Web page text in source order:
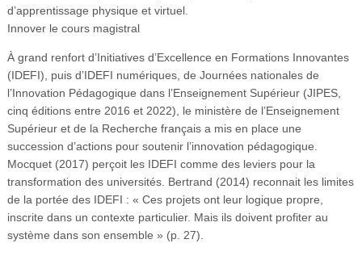
d’apprentissage physique et virtuel.
Innover le cours magistral
À grand renfort d’Initiatives d’Excellence en Formations Innovantes
(IDEFI), puis d’IDEFI numériques, de Journées nationales de
l’Innovation Pédagogique dans l’Enseignement Supérieur (JIPES,
cinq éditions entre 2016 et 2022), le ministère de l’Enseignement
Supérieur et de la Recherche français a mis en place une
succession d’actions pour soutenir l’innovation pédagogique.
Mocquet (2017) perçoit les IDEFI comme des leviers pour la
transformation des universités. Bertrand (2014) reconnait les limites
de la portée des IDEFI : « Ces projets ont leur logique propre,
inscrite dans un contexte particulier. Mais ils doivent profiter au
système dans son ensemble » (p. 27).